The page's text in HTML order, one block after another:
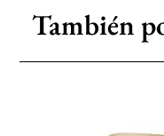
También